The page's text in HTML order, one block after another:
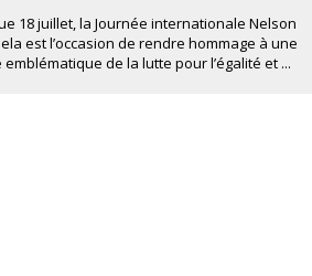
18 juillet, la Journée internationale Nelson
est l’occasion de rendre hommage à une
de la lutte pour l’égalité et ...